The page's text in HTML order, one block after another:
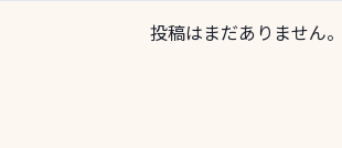
投稿はまだありません。